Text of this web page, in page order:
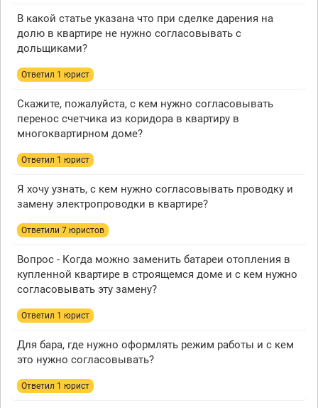
В какой статье указана что при сделке дарения на
долю в квартире не нужно согласовывать с
дольщиками?
Ответил 1 юрист
Скажите, пожалуйста, с кем нужно согласовывать
перенос счетчика из коридора в квартиру в
многоквартирном доме?
Ответил 1 юрист
Я хочу узнать, с кем нужно согласовывать проводку и
замену электропроводки в квартире?
Ответили 7 юристов
Вопрос - Когда можно заменить батареи отопления в
купленной квартире в строящемся доме и с кем нужно
согласовывать эту замену?
Ответил 1 юрист
Для бара, где нужно оформлять режим работы и с кем
это нужно согласовывать?
Ответил 1 юрист